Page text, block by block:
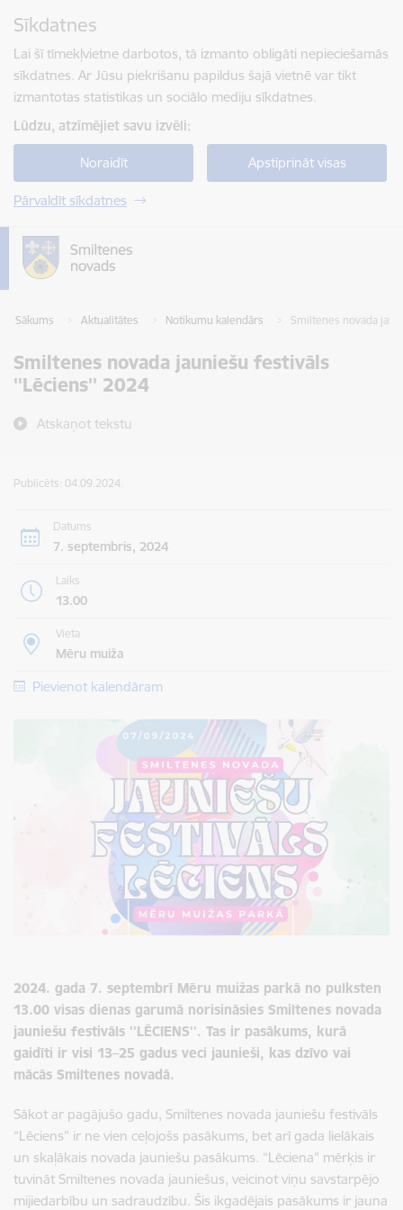
Sīkdatnes
Lai šī tīmekļvietne darbotos, tā izmanto obligāti nepieciešamās
sīkdatnes. Ar Jūsu piekrišanu papildus šajā vietnē var tikt
izmantotas statistikas un sociālo mediju sīkdatnes.
Lūdzu, atzīmējiet savu izvēli:
Noraidīt Apstiprināt visas
Pārvaldīt sīkdatnes
Sākums Aktualitātes Notikumu kalendārs Smiltenes novada
Smiltenes novada jauniešu festivāls
''Lēciens'' 2024
Atskaņot tekstu
Publicēts: 04.09.2024.
Datums
7. septembris, 2024
Laiks
13.00
Vieta
Mēru muiža
Pievienot kalendāram
2024. gada 7. septembrī Mēru muižas parkā no pulksten
13.00 visas dienas garumā norisināsies Smiltenes novada
jauniešu festivāls ''LĒCIENS''. Tas ir pasākums, kurā
gaidīti ir visi 13–25 gadus veci jaunieši, kas dzīvo vai
mācās Smiltenes novadā.
Sākot ar pagājušo gadu, Smiltenes novada jauniešu festivāls
“Lēciens” ir ne vien ceļojošs pasākums, bet arī gada lielākais
un skaļākais novada jauniešu pasākums. “Lēciena” mērķis ir
tuvināt Smiltenes novada jauniešus, veicinot viņu savstarpējo
mijiedarbību un sadraudzību. Šis ikgadējais pasākums ir jauna